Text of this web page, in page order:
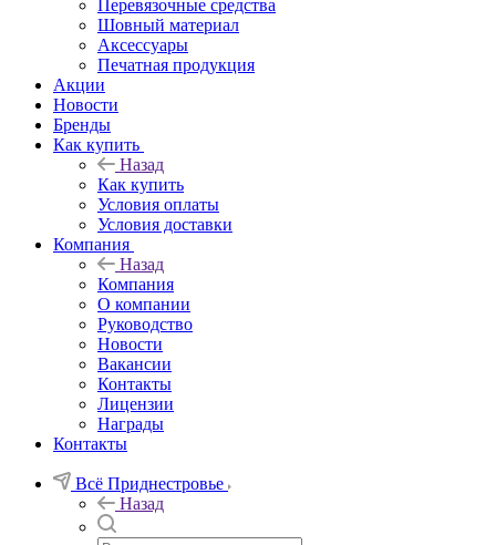
Перевязочные средства
Шовный материал
Аксессуары
Печатная продукция
Акции
Новости
Бренды
Как купить
Назад
Как купить
Условия оплаты
Условия доставки
Компания
Назад
Компания
О компании
Руководство
Новости
Вакансии
Контакты
Лицензии
Награды
Контакты
Всё Приднестровье
Назад